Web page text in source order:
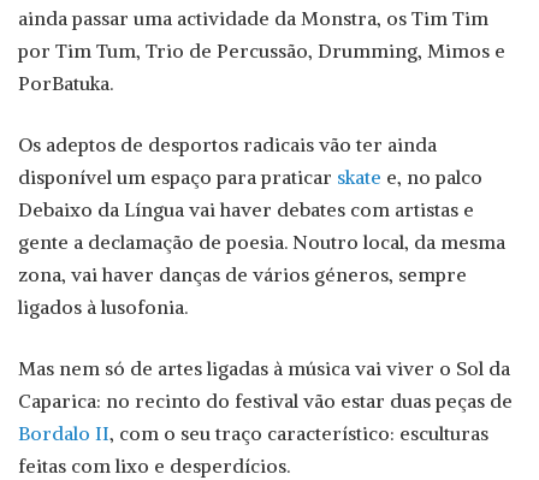
ainda passar uma actividade da Monstra, os Tim Tim
por Tim Tum, Trio de Percussão, Drumming, Mimos e
PorBatuka.
Os adeptos de desportos radicais vão ter ainda
disponível um espaço para praticar skate e, no palco
Debaixo da Língua vai haver debates com artistas e
gente a declamação de poesia. Noutro local, da mesma
zona, vai haver danças de vários géneros, sempre
ligados à lusofonia.
Mas nem só de artes ligadas à música vai viver o Sol da
Caparica: no recinto do festival vão estar duas peças de
Bordalo II, com o seu traço característico: esculturas
feitas com lixo e desperdícios.